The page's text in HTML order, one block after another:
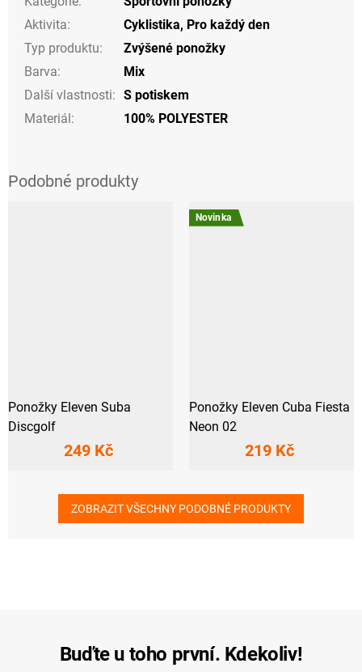
Aktivita: Cyklistika, Pro každý den
Typ produktu:
Zvýšené ponožky
Barva:
Mix
Další vlastnosti: S potiskem
Materiál: 100% POLYESTER
Ponožky Eleven Suba
Discgolf
249 Kč
Novinka
Ponožky Eleven Cuba Fiesta
Neon 02
219 Kč
ZOBRAZIT VŠECHNY PODOBNÉ PRODUKTY
Buďte u toho první. Kdekoliv!